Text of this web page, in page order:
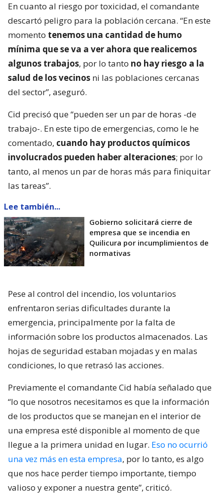
En cuanto al riesgo por toxicidad, el comandante
descartó peligro para la población cercana. “En este
momento tenemos una cantidad de humo
mínima que se va a ver ahora que realicemos
algunos trabajos, por lo tanto no hay riesgo a la
salud de los vecinos ni las poblaciones cercanas
del sector”, aseguró.
Cid precisó que “pueden ser un par de horas -de
trabajo-. En este tipo de emergencias, como le he
comentado, cuando hay productos químicos
involucrados pueden haber alteraciones; por lo
tanto, al menos un par de horas más para finiquitar
las tareas”.
Lee también...
Gobierno solicitará cierre de
empresa que se incendia en
Quilicura por incumplimientos de
normativas
Pese al control del incendio, los voluntarios
enfrentaron serias dificultades durante la
emergencia, principalmente por la falta de
información sobre los productos almacenados. Las
hojas de seguridad estaban mojadas y en malas
condiciones, lo que retrasó las acciones.
Previamente el comandante Cid había señalado que
“lo que nosotros necesitamos es que la información
de los productos que se manejan en el interior de
una empresa esté disponible al momento de que
llegue a la primera unidad en lugar. Eso no ocurrió
una vez más en esta empresa, por lo tanto, es algo
que nos hace perder tiempo importante, tiempo
valioso y exponer a nuestra gente”, criticó.